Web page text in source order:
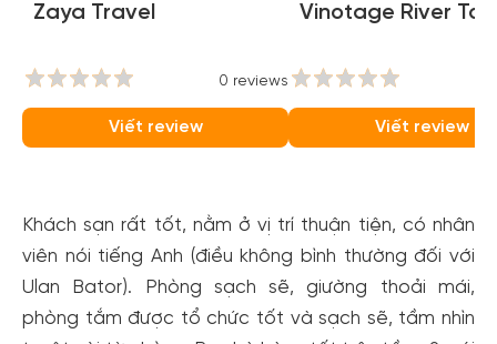
Zaya Travel
0 reviews
Viết review
Vinotage River
Viết review
Khách sạn rất tốt, nằm ở vị trí thuận tiện, có nhân
viên nói tiếng Anh (điều không bình thường đối với
Ulan Bator). Phòng sạch sẽ, giường thoải mái,
phòng tắm được tổ chức tốt và sạch sẽ, tầm nhìn